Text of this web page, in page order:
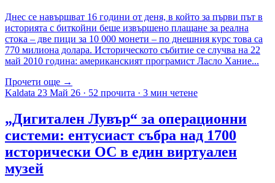
Днес се навършват 16 години от деня, в който за първи път в
историята с биткойни беше извършено плащане за реална
стока – две пици за 10 000 монети – по днешния курс това са
770 милиона долара. Историческото събитие се случва на 22
май 2010 година: американският програмист Ласло Хание...
Прочети още →
Kaldata 23 Май 26 · 52 прочита · 3 мин четене
„Дигитален Лувър“ за операционни
системи: ентусиаст събра над 1700
исторически ОС в един виртуален
музей